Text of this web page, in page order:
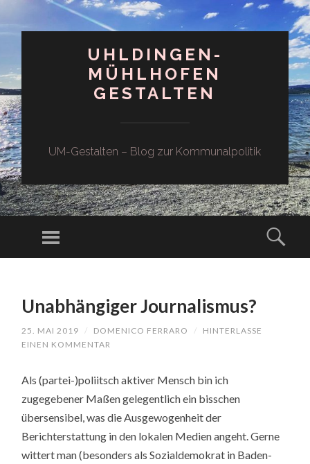
UHLDINGEN-
MÜHLHOFEN
GESTALTEN
UM-Gestalten – Blog zur Kommunalpolitik
Menü
SPRINGENUnabhängiger Journalismus?
25. MAI 2019 / DOMENICO FERRARO /
HINTERLASSE
EINEN KOMMENTAR
Als (partei-)poliitsch aktiver Mensch bin ich
zugegebener Maßen gelegentlich ein bisschen
übersensibel, was die Ausgewogenheit der
Berichterstattung in den lokalen Medien angeht. Gerne
wittert man (besonders als Sozialdemokrat in Baden-